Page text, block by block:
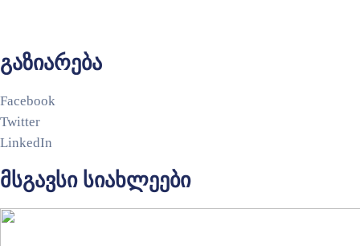
გაზიარება
Facebook
Twitter
LinkedIn
მსგავსი სიახლეები